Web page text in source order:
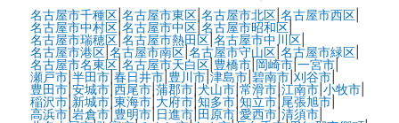
名古屋市千種区| 名古屋市東区| 名古屋市北区| 名古屋市西区|
名古屋市中村区|名古屋市中区|名古屋市昭和区|
名古屋市瑞穂区|名古屋市熱田区| 名古屋市中川区|
名古屋市港区| 名古屋市南区| 名古屋市守山区| 名古屋市緑区|
名古屋市名東区| 名古屋市天白区| 豊橋市| 岡崎市| 一宮市|
瀬戸市| 半田市| 春日井市| 豊川市| 津島市| 碧南市| 刈谷市|
豊田市|安城市|西尾市| 蒲郡市| 犬山市| 常滑市| 江南市| 小牧市|
稲沢市|新城市|東海市|大府市|知多市|知立市|尾張旭市|
高浜市|岩倉市|豊明市| 日進市|田原市|愛西市|清須市|